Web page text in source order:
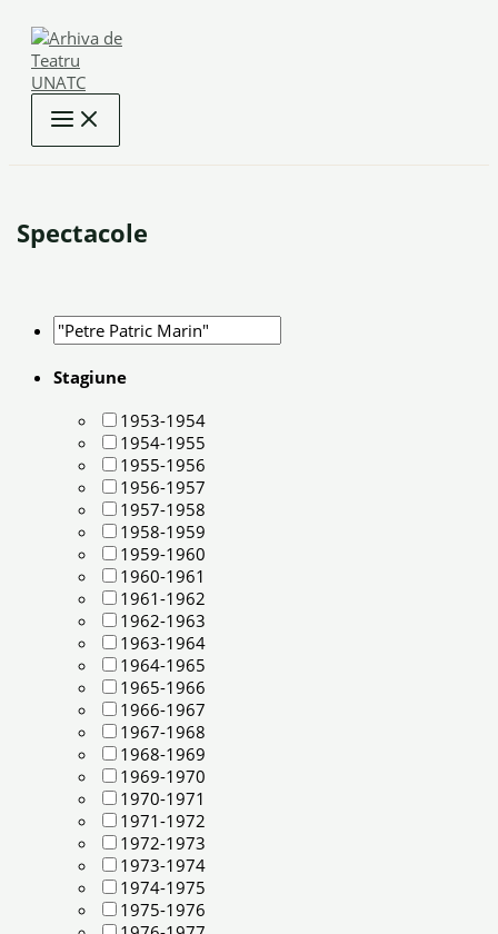
content
Spectacole
Stagiune
1953-1954
1954-1955
1955-1956
1956-1957
1957-1958
1958-1959
1959-1960
1960-1961
1961-1962
1962-1963
1963-1964
1964-1965
1965-1966
1966-1967
1967-1968
1968-1969
1969-1970
1970-1971
1971-1972
1972-1973
1973-1974
1974-1975
1975-1976